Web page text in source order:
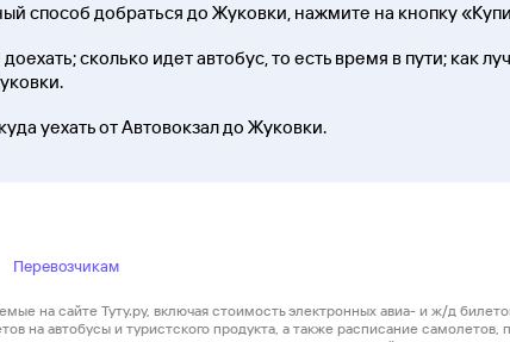
способ добраться до Жуковки, нажмите на кнопку
сколько идет автобус, то есть время в пути; как
уехать от Автовокзал до Жуковки.
Перевозчикам
на сайте Туту.ру, включая стоимость электронных авиа- и ж/д
на автобусы и туристского продукта, а также расписание самолетов,